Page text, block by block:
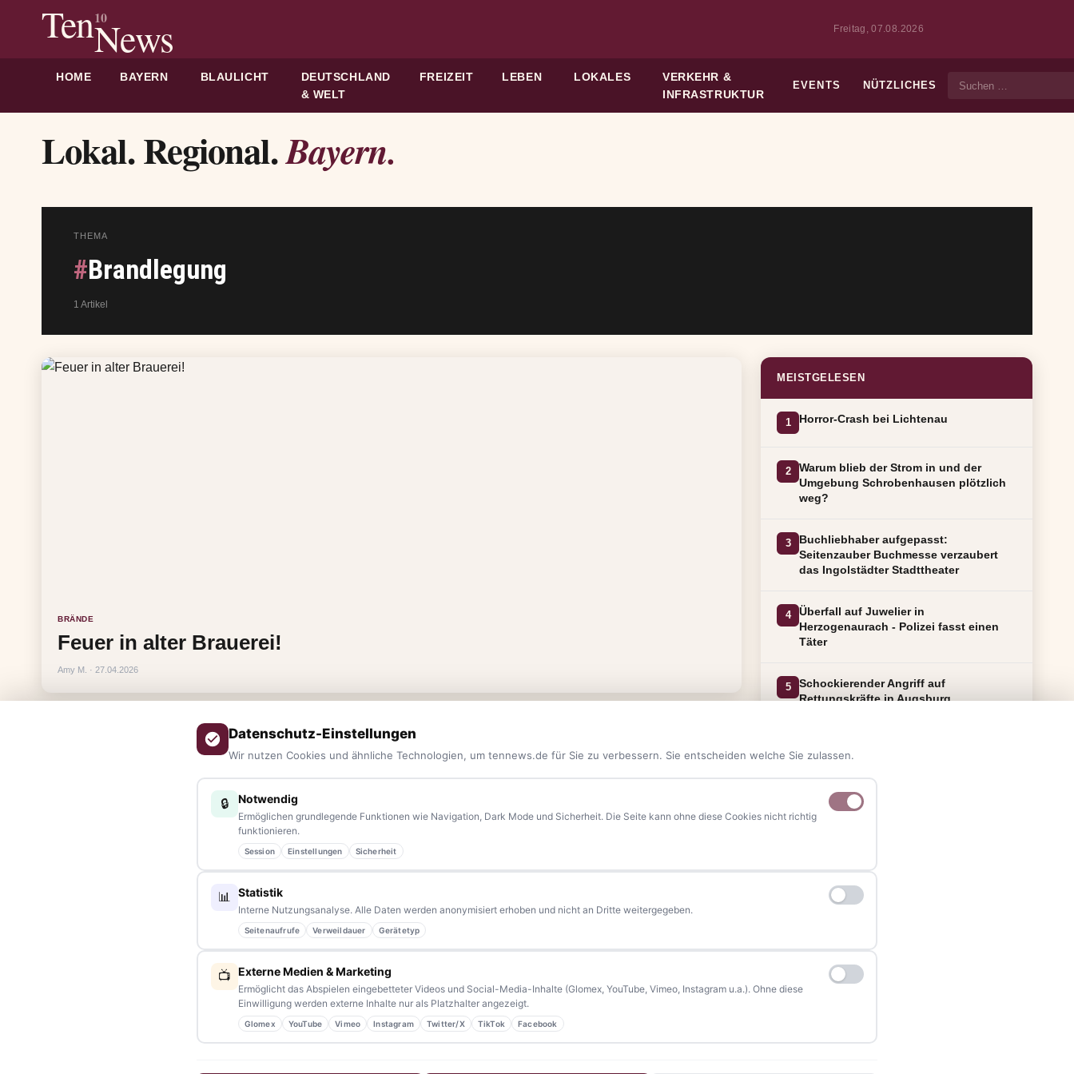
Ten10
News Freitag, 07.08.2026
HOME BAYERN BLAULICHT
DEUTSCHLAND
& WELT
FREIZEIT LEBEN LOKALES
VERKEHR &
INFRASTRUKTUR
EVENTS NÜTZLICHES
Lokal. Regional.Bayern.
THEMA
#Brandlegung
1 Artikel
BRÄNDE
Feuer in alter Brauerei!
Amy M. · 27.04.2026
MEISTGELESEN
1 Horror-Crash bei Lichtenau
2
Warum blieb der Strom in und der
Umgebung Schrobenhausen plötzlich
weg?
3
Buchliebhaber aufgepasst:
Seitenzauber Buchmesse verzaubert
das Ingolstädter Stadttheater
4
Überfall auf Juwelier in
Herzogenaurach - Polizei fasst einen
Täter
5
Schockierender Angriff auf
Rettungskräfte in Augsburg
Das Nachrichtenportal für die Region 10 und Bayern.Aktuelle News, Hintergründe, Service und Freizeittipps
aus allen Regionen, Städten und Landkreisen.Von Politik bis Blaulicht, von Kultur bis Sport, von Alltagstipps bis
– immer aktuell, immer aus Ihrer Nähe.
Sie haben ein Thema, spannende Fotos oder Videos, oder kennen eine Geschichte, die erzählt werden sollte?
Schreiben Sie uns – gemeinsam mit unseren Leserinnen und Lesern bleiben wir am Puls der Zeit.
Home
Werbung / Mediadaten
Datenschutz-Einstellungen
Wir nutzen Cookies und ähnliche Technologien, um tennews.de für Sie zu verbessern. Sie entscheiden welche Sie zulassen.
🔒 Notwendig
Ermöglichen grundlegende Funktionen wie Navigation, Dark Mode und Sicherheit. Die Seite kann ohne diese Cookies nicht richtig
funktionieren.
Session Einstellungen Sicherheit
📊 Statistik
Interne Nutzungsanalyse. Alle Daten werden anonymisiert erhoben und nicht an Dritte weitergegeben.
Seitenaufrufe Verweildauer Gerätetyp
📺 Externe Medien & Marketing
Ermöglicht das Abspielen eingebetteter Videos und Social-Media-Inhalte (Glomex, YouTube, Vimeo, Instagram u.a.). Ohne diese
Einwilligung werden externe Inhalte nur als Platzhalter angezeigt.
Glomex YouTube Vimeo Instagram Twitter/X TikTok Facebook